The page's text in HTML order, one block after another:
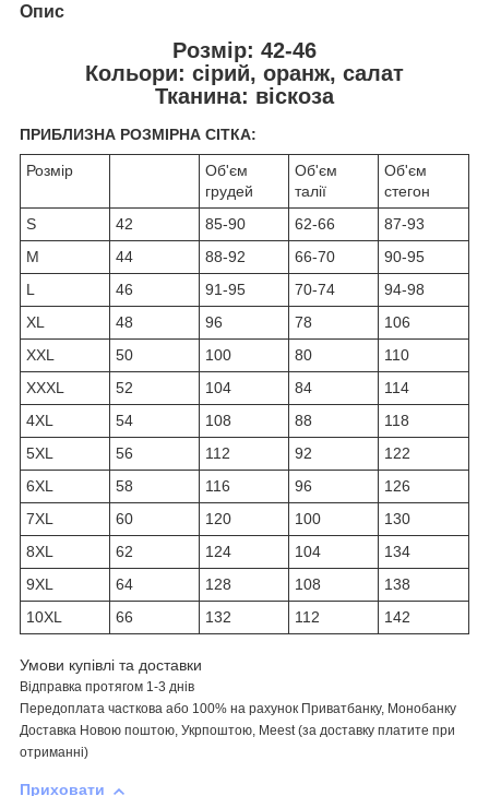
Опис
Розмір: 42-46
Кольори: сірий, оранж, салат
Тканина: віскоза
ПРИБЛИЗНА РОЗМІРНА СІТКА:
Розмір
Об'єм
грудей
Об'єм
талії
Об'єм
стегон
S
42 85-90 62-66
87-93
M
44 88-92 66-70
90-95
L
46 91-95 70-74
94-98
XL
48 96 78
106
XXL
50 100 80
110
XXXL
52 104 84
114
4XL
54 108 88
118
5XL
56 112 92
122
6XL
58 116 96
126
7XL
60 120 100
130
8XL
62 124 104
134
9XL
64 128 108
138
10XL
66 132 112 142
Умови купівлі та доставки
Відправка протягом 1-3 днів
Передоплата часткова або 100% на рахунок Приватбанку, Монобанку
Доставка Новою поштою, Укрпоштою, Meest(за доставку платите при
отриманні)
Приховати